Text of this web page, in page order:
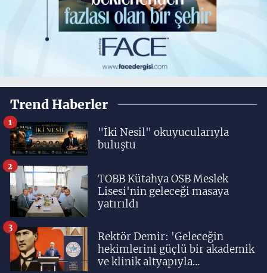
Trend Haberler
"İki Nesil" okuyucularıyla
buluştu
1
TOBB Kütahya OSB Meslek
Lisesi'nin geleceği masaya
yatırıldı
2
Rektör Demir: 'Geleceğin
hekimlerini güçlü bir akademik
ve klinik altyapıyla
3